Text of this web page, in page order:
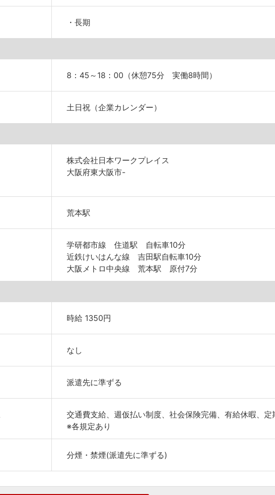
・長期
8：45～18：00（休憩75分 実働8時間）
土日祝（企業カレンダー）
株式会社日本ワークプレイス
大阪府東大阪市-
荒本駅
学研都市線 住道駅 自転車10分
近鉄けいはんな線 吉田駅自転車10分
大阪メトロ中央線 荒本駅 原付7分
時給 1350円
なし
派遣先に準ずる
交通費支給、週仮払い制度、社会保険完備、有給休暇、定
※各規定あり
分煙・禁煙(派遣先に準ずる)